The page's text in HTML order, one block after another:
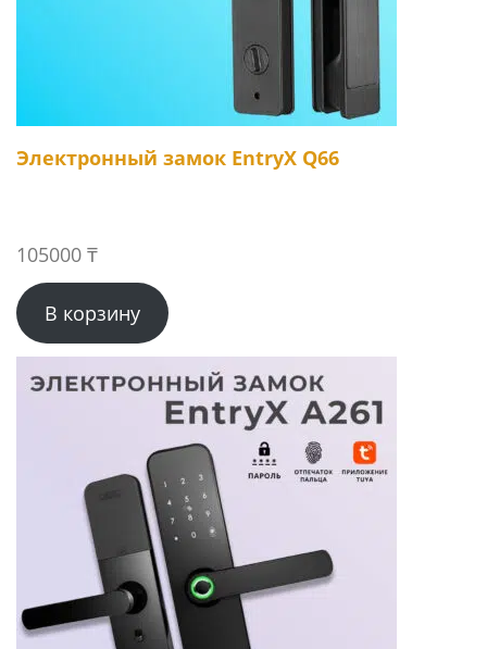
Электронный замок EntryX Q66
105000 ₸
В корзину